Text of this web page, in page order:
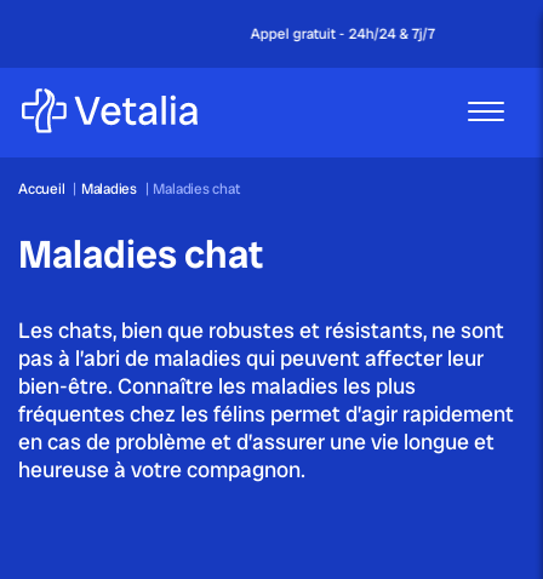
Appel gratuit - 24h/24 & 7j/7
Accueil | Maladies | Maladies chat
Maladies chat
Les chats, bien que robustes et résistants, ne sont
pas à l’abri de maladies qui peuvent affecter leur
bien-être. Connaître les maladies les plus
fréquentes chez les félins permet d’agir rapidement
en cas de problème et d’assurer une vie longue et
heureuse à votre compagnon.